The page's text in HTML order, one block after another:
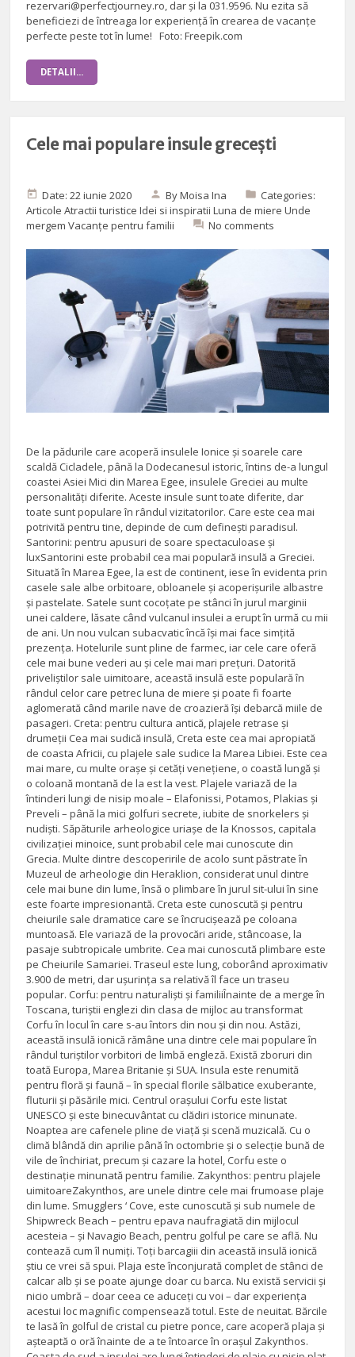
rezervari@perfectjourney.ro, dar și la 031.9596. Nu ezita să
beneficiezi de întreaga lor experiență în crearea de vacanțe
perfecte peste tot în lume! Foto: Freepik.com
DETALII...
Cele mai populare insule grecești
Date: 22 iunie 2020 ByMoisa Ina
Categories:
Articole Atractii turistice Idei si inspiratii Luna de miere Unde
mergem Vacanțe pentru familii No comments
De la pădurile care acoperă insulele Ionice și soarele care
scaldă Cicladele, până la Dodecanesul istoric, întins de-a lungul
coastei Asiei Mici din Marea Egee, insulele Greciei au multe
personalități diferite. Aceste insule sunt toate diferite, dar
toate sunt populare în rândul vizitatorilor. Care este cea mai
potrivită pentru tine, depinde de cum definești paradisul.
Santorini: pentru apusuri de soare spectaculoase și
luxSantorini este probabil cea mai populară insulă a Greciei.
Situată în Marea Egee, la est de continent, iese în evidenta prin
casele sale albe orbitoare, obloanele și acoperișurile albastre
și pastelate. Satele sunt cocoțate pe stânci în jurul marginii
unei caldere, lăsate când vulcanul insulei a erupt în urmă cu mii
de ani. Un nou vulcan subacvatic încă își mai face simțită
prezența. Hotelurile sunt pline de farmec, iar cele care oferă
cele mai bune vederi au și cele mai mari prețuri. Datorită
priveliștilor sale uimitoare, această insulă este populară în
rândul celor care petrec luna de miere și poate fi foarte
aglomerată când marile nave de croazieră își debarcă miile de
pasageri. Creta: pentru cultura antică, plajele retrase și
drumeții Cea mai sudică insulă, Creta este cea mai apropiată
de coasta Africii, cu plajele sale sudice la Marea Libiei. Este cea
mai mare, cu multe orașe și cetăți venețiene, o coastă lungă și
o coloană montană de la est la vest. Plajele variază de la
întinderi lungi de nisip moale – Elafonissi, Potamos, Plakias și
Preveli – până la mici golfuri secrete, iubite de snorkelers și
nudiști. Săpăturile arheologice uriașe de la Knossos, capitala
civilizației minoice, sunt probabil cele mai cunoscute din
Grecia. Multe dintre descoperirile de acolo sunt păstrate în
Muzeul de arheologie din Heraklion, considerat unul dintre
cele mai bune din lume, însă o plimbare în jurul sit-ului în sine
este foarte impresionantă. Creta este cunoscută și pentru
cheiurile sale dramatice care se încrucișează pe coloana
muntoasă. Ele variază de la provocări aride, stâncoase, la
pasaje subtropicale umbrite. Cea mai cunoscută plimbare este
pe Cheiurile Samariei. Traseul este lung, coborând aproximativ
3.900 de metri, dar ușurința sa relativă îl face un traseu
popular. Corfu: pentru naturaliști și familiiÎnainte de a merge în
Toscana, turiștii englezi din clasa de mijloc au transformat
Corfu în locul în care s-au întors din nou și din nou. Astăzi,
această insulă ionică rămâne una dintre cele mai populare în
rândul turiștilor vorbitori de limbă engleză. Există zboruri din
toată Europa, Marea Britanie și SUA. Insula este renumită
pentru floră și faună – în special florile sălbatice exuberante,
fluturii și păsările mici. Centrul orașului Corfu este listat
UNESCO și este binecuvântat cu clădiri istorice minunate.
Noaptea are cafenele pline de viață și scenă muzicală. Cu o
climă blândă din aprilie până în octombrie și o selecție bună de
vile de închiriat, precum și cazare la hotel, Corfu este o
destinație minunată pentru familie. Zakynthos: pentru plajele
uimitoareZakynthos, are unele dintre cele mai frumoase plaje
din lume. Smugglers ‘ Cove, este cunoscută și sub numele de
Shipwreck Beach – pentru epava naufragiată din mijlocul
acesteia – și Navagio Beach, pentru golful pe care se află. Nu
contează cum îl numiți. Toți barcagiii din această insulă ionică
știu ce vrei să spui. Plaja este înconjurată complet de stânci de
calcar alb și se poate ajunge doar cu barca. Nu există servicii și
nicio umbră – doar ceea ce aduceți cu voi – dar experiența
acestui loc magnific compensează totul. Este de neuitat. Bărcile
te lasă în golful de cristal cu pietre ponce, care acoperă plaja și
așteaptă o oră înainte de a te întoarce în orașul Zakynthos.